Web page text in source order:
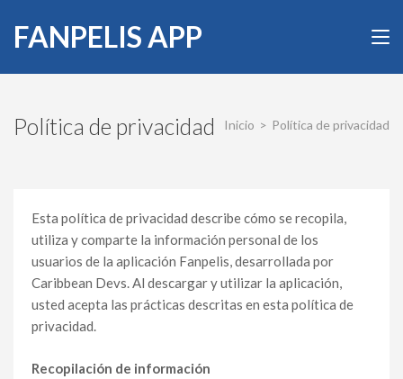
contenido
(presiona
tecla
Intro)
FANPELIS APP
Política de privacidad Inicio > Política de privacidad
Esta política de privacidad describe cómo se recopila,
utiliza y comparte la información personal de los
usuarios de la aplicación Fanpelis, desarrollada por
Caribbean Devs. Al descargar y utilizar la aplicación,
usted acepta las prácticas descritas en esta política de
privacidad.
Recopilación de información